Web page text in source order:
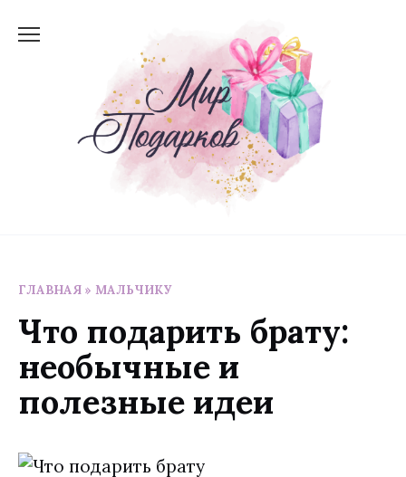
ГЛАВНАЯ » МАЛЬЧИКУ
Что подарить брату:
необычные и
полезные идеи